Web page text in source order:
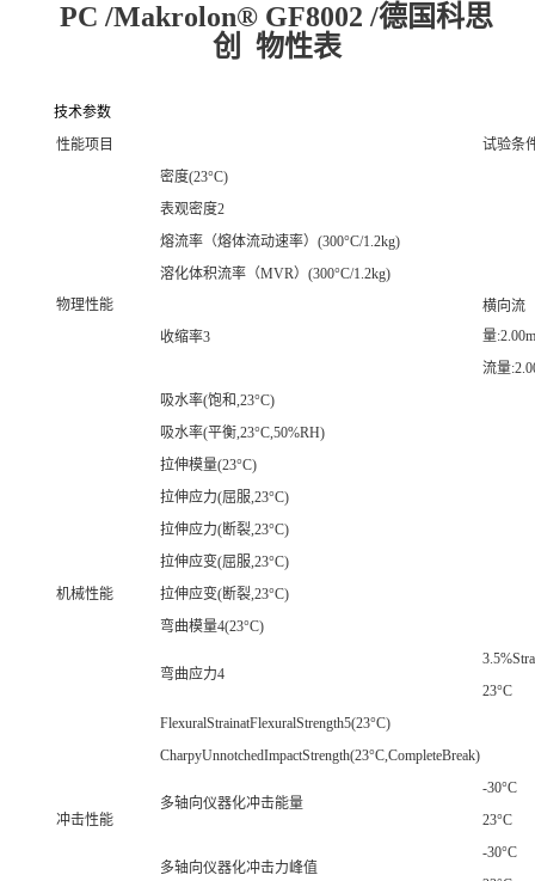
PC /Makrolon® GF8002 /德国科思
创 物性表
技术参数
性能项目
试验条
物理性能
密度(23°C)
表观密度2
熔流率（熔体流动速率）(300°C/1.2kg)
溶化体积流率（MVR）(300°C/1.2kg)
收缩率3
横向流
量
流量
吸水率(饱和,23°C)
吸水率(平衡,23°C,50%RH)
机械性能
拉伸模量(23°C)
拉伸应力(屈服,23°C)
拉伸应力(断裂,23°C)
拉伸应变(屈服,23°C)
拉伸应变(断裂,23°C)
弯曲模量4(23°C)
弯曲应力4
23°C
FlexuralStrainatFlexuralStrength5(23°C)
冲击性能
CharpyUnnotchedImpactStrength(23°C,CompleteBreak)
多轴向仪器化冲击能量
-30°C
23°C
多轴向仪器化冲击力峰值
-30°C